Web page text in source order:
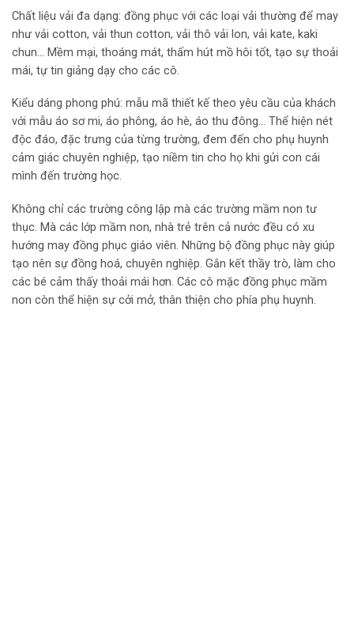
Chất liệu vải đa dạng: đồng phục với các loại vải thường để may
như vải cotton, vải thun cotton, vải thô vải lon, vải kate, kaki
chun… Mềm mại, thoáng mát, thấm hút mồ hôi tốt, tạo sự thoải
mái, tự tin giảng dạy cho các cô.
Kiểu dáng phong phú: mẫu mã thiết kế theo yêu cầu của khách
với mẫu áo sơ mi, áo phông, áo hè, áo thu đông… Thể hiện nét
độc đáo, đặc trưng của từng trường, đem đến cho phụ huynh
cảm giác chuyên nghiệp, tạo niềm tin cho họ khi gửi con cái
mình đến trường học.
Không chỉ các trường công lập mà các trường mầm non tư
thục. Mà các lớp mầm non, nhà trẻ trên cả nước đều có xu
hướng may đồng phục giáo viên. Những bộ đồng phục này giúp
tạo nên sự đồng hoá, chuyên nghiệp. Gắn kết thầy trò, làm cho
các bé cảm thấy thoải mái hơn. Các cô mặc đồng phục mầm
non còn thể hiện sự cởi mở, thân thiện cho phía phụ huynh.